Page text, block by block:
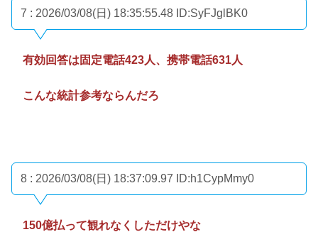
7 : 2026/03/08(日) 18:35:55.48 ID:SyFJglBK0
有効回答は固定電話423人、携帯電話631人
こんな統計参考ならんだろ
8 : 2026/03/08(日) 18:37:09.97 ID:h1CypMmy0
150億払って観れなくしただけやな